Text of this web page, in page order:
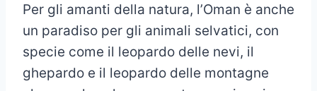
Per gli amanti della natura, l’Oman è anche
un paradiso per gli animali selvatici, con
specie come il leopardo delle nevi, il
ghepardo e il leopardo delle montagne